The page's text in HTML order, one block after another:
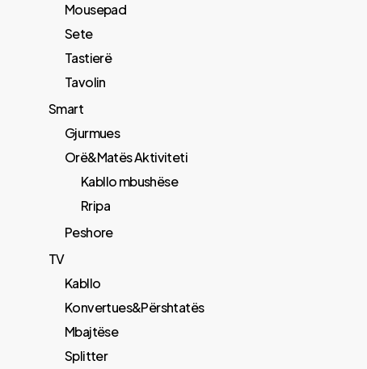
Mousepad
Sete
Tastierë
Tavolin
Smart
Gjurmues
Orë&Matës Aktiviteti
Kabllo mbushëse
Rripa
Peshore
TV
Kabllo
Konvertues&Përshtatës
Mbajtëse
Splitter